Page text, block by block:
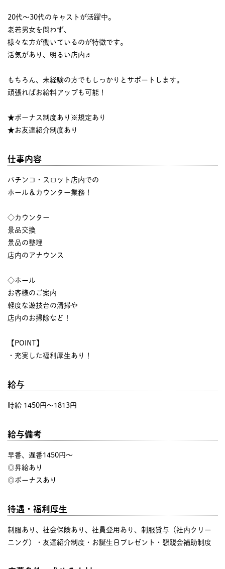
20代～30代のキャストが活躍中。
老若男女を問わず、
様々な方が働いているのが特徴です。
活気があり、明るい店内♬
もちろん、未経験の方でもしっかりとサポートします。
頑張ればお給料アップも可能！
★ボーナス制度あり※規定あり
★お友達紹介制度あり
仕事内容
パチンコ・スロット店内での
ホール＆カウンター業務！
◇カウンター
景品交換
景品の整理
店内のアナウンス
◇ホール
お客様のご案内
軽度な遊技台の清掃や
店内のお掃除など！
【POINT】
・充実した福利厚生あり！
給与
時給 1450円〜1813円
給与備考
早番、遅番1450円〜
◎昇給あり
◎ボーナスあり
待遇・福利厚生
制服あり、社会保険あり、社員登用あり、制服貸与（社内クリー
ニング）・友達紹介制度・お誕生日プレゼント・懇親会補助制度